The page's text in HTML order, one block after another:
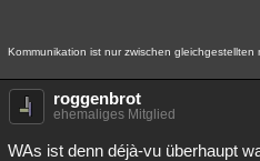
Kommunikation ist nur zwischen gleichgestellten
roggenbrot
ehemaliges Mitglied
WAs ist denn déjà-vu überhaupt